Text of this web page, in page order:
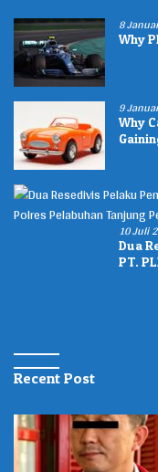
8
Why
9
Why
10 Juli
Dua
PT.
Recent Post